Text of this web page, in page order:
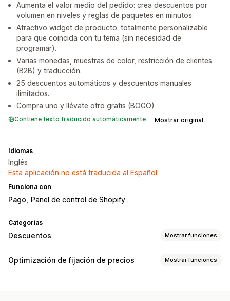
Aumenta el valor medio del pedido: crea descuentos por
volumen en niveles y reglas de paquetes en minutos.
Atractivo widget de producto: totalmente personalizable
para que coincida con tu tema (sin necesidad de
programar).
Varias monedas, muestras de color, restricción de clientes
(B2B) y traducción.
25 descuentos automáticos y descuentos manuales
ilimitados.
Compra uno y llévate otro gratis (BOGO)
Contiene texto traducido automáticamente Mostrar original
Idiomas
Inglés
Esta aplicación no está traducida al Español
Funciona con
Pago Panel de control de Shopify
Categorías
Descuentos Mostrar funciones
Tipos de descuentos
Optimización de fijación de precios Mostrar funciones